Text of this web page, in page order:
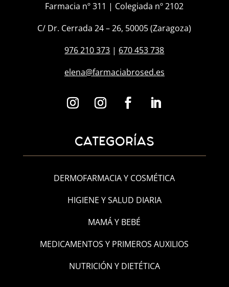
Farmacia nº 311 | Colegiada nº 2102
C/ Dr. Cerrada 24 – 26, 50005 (Zaragoza)
976 210 373 | 670 453 738
elena@farmaciabrosed.es
CATEGORÍAS
DERMOFARMACIA Y COSMÉTICA
HIGIENE Y SALUD DIARIA
MAMÁ Y BEBÉ
MEDICAMENTOS Y PRIMEROS AUXILIOS
NUTRICIÓN Y DIETÉTICA